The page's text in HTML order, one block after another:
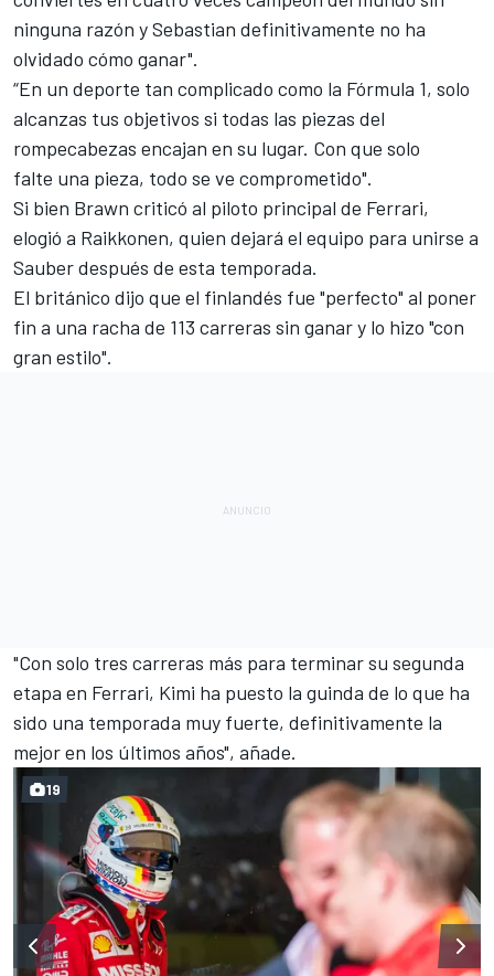
ninguna razón y Sebastian definitivamente no ha
olvidado cómo ganar".
“En un deporte tan complicado como la Fórmula 1, solo
alcanzas tus objetivos si todas las piezas del
rompecabezas encajan en su lugar. Con que solo
falte una pieza, todo se ve comprometido".
Si bien Brawn criticó al piloto principal de Ferrari,
elogió a Raikkonen, quien dejará el equipo para unirse a
Sauber después de esta temporada.
El británico dijo que el finlandés fue "perfecto" al poner
fin a una racha de 113 carreras sin ganar y lo hizo "con
gran estilo".
"Con solo tres carreras más para terminar su segunda
etapa en Ferrari, Kimi ha puesto la guinda de lo que ha
sido una temporada muy fuerte, definitivamente la
mejor en los últimos años", añade.
19